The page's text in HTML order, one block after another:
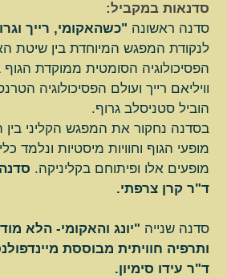
סדנאות במקביל:
סדנה ראשונה "כשהאקומי, רייך
לנקודת המפגש המיוחדת בין שיטת
הפסיכולוגיה הסומטית ממוקדת
וויליאם רייך ועולם הפסיכולוגיה
הוביל סטניסלב גרוף.
בסדנה נחקור את המפגש הקליני בין
מופעי הגוף וחוויות מיסטיות ונלמד
מופעים אלו ופיתוחם בקליניקה.
ד"ר קרן צרפתי.
סדנה שנייה "יונג והאקומי- הלא
ותרפיה חוויתית מבוססת
ד"ר עידו סימיון.